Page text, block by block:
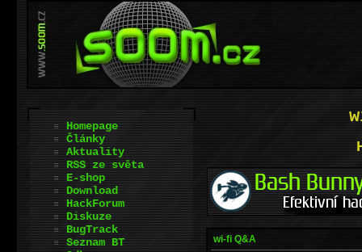
wi-fi Q&A
Homepage
Články
Aktuality
RSS ze světa
E-shop
Download
HackForum
Diskuze
BugTrack
Seznam BT